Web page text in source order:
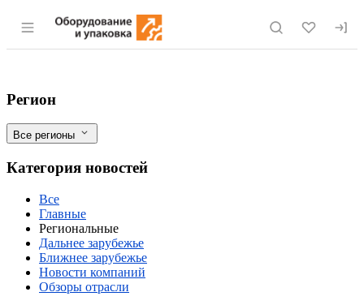
Раздел навигации по сайту eqinfo.ru
В Приамурье пресечены попытки
Фильтры
Регион
Все регионы
Категория новостей
Все
Главные
Региональные
Дальнее зарубежье
Ближнее зарубежье
Новости компаний
Обзоры отрасли